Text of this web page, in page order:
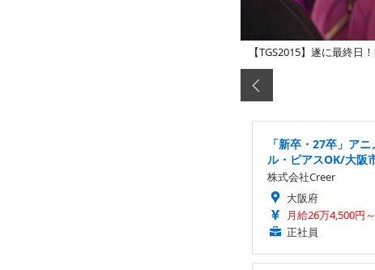
【TGS2015】遂に最終
「新卒・27卒」ア
ル・ピアスOK/大阪
株式会社Creer
大阪府
月給26万4,500円
正社員